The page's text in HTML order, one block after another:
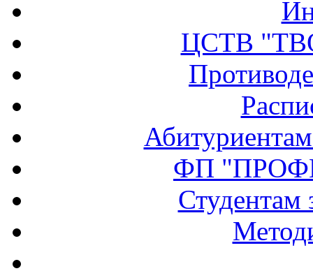
ЦСТВ
ФП
Студентам